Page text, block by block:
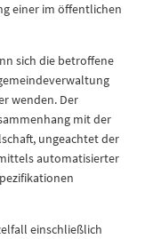
einer im öffentlichen
sich die betroffene
wenden. Der
mit der
ungeachtet der
automatisierter
einschließlich